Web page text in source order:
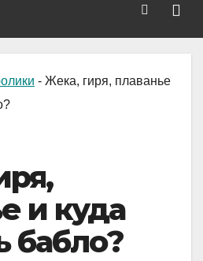
- Жека, гиря, плаванье
и куда
бабло?